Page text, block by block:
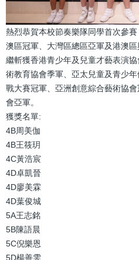
熱烈恭賀本校節奏樂隊同學首次參
澳區冠軍、大灣區總區亞軍及港澳
繼斬獲香港青少年及兒童才藝表演
術教育協會季軍、亞太兒童及青少
戰大賽冠軍、亞洲創意綜合藝術協
會亞軍。
獲獎名單:
4B周美伽
4B王筱玥
4C黃浩宸
4D卓凱晉
4D廖美霖
4D葉俊城
5A王志銘
5B陳語晨
5C倪樂恩
5D楊善雯